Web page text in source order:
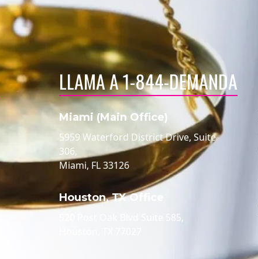
LLAMA A 1-844-DEMANDA
Miami (Main Office)
5959 Waterford District Drive, Suite
306,
Miami, FL 33126
Houston, TX Office
520 Post Oak Blvd Suite 585,